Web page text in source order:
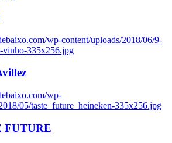
wp-content/uploads/2018/06/9-
vinho-335x256.jpg
wp-
05/taste_future_heineken-335x256.jpg
FUTURE